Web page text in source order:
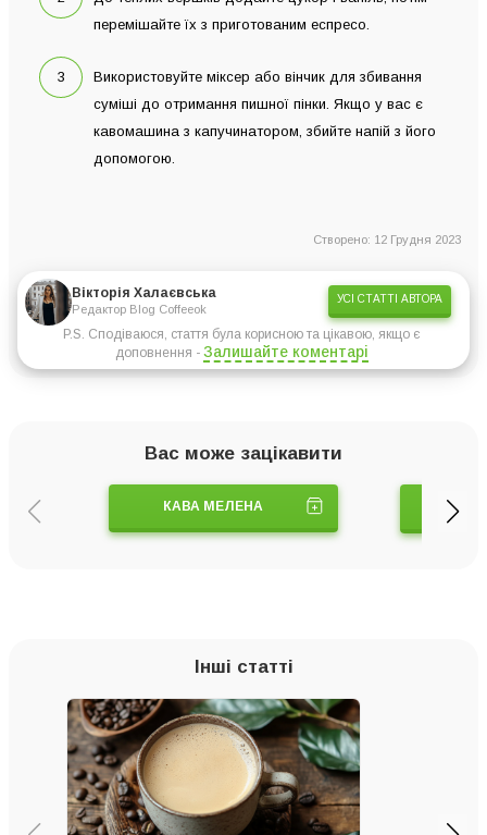
перемішайте їх з приготованим еспресо.
Використовуйте міксер або вінчик для збивання
суміші до отримання пишної пінки. Якщо у вас є
кавомашина з капучинатором, збийте напій з його
допомогою.
Створено: 12 Грудня 2023
Вікторія Халаєвська
Редактор Blog Coffeeok
УСІ СТАТТІ АВТОРА
P.S. Сподіваюся, стаття була корисною та цікавою, якщо є
доповнення - Залишайте коментарі
Вас може зацікавити
КАВА МЕЛЕНА
Інші статті